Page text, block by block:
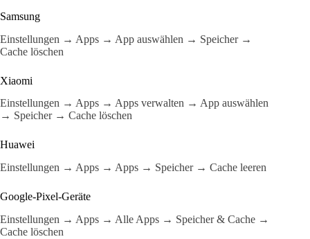
Samsung
Einstellungen → Apps → App auswählen → Speicher →
Cache löschen
Xiaomi
Einstellungen → Apps → Apps verwalten → App auswählen
→ Speicher → Cache löschen
Huawei
Einstellungen → Apps → Apps → Speicher → Cache leeren
Google-Pixel-Geräte
Einstellungen → Apps → Alle Apps → Speicher & Cache →
Cache löschen